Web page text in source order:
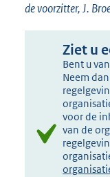
de voorzitter, J.
Ziet u
Bent u
Neem
voor de
van de